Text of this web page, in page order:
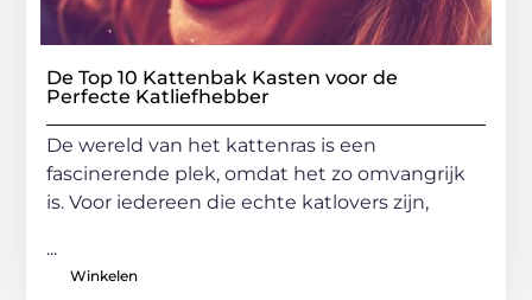
De Top 10 Kattenbak Kasten voor de
Perfecte Katliefhebber
De wereld van het kattenras is een
fascinerende plek, omdat het zo omvangrijk
is. Voor iedereen die echte katlovers zijn,
...
Winkelen